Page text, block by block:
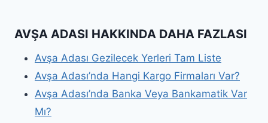
AVŞA ADASI HAKKINDA DAHA FAZLASI
Avşa Adası Gezilecek Yerleri Tam Liste
Avşa Adası’nda Hangi Kargo Firmaları Var?
Avşa Adası’nda Banka Veya Bankamatik Var
Mı?